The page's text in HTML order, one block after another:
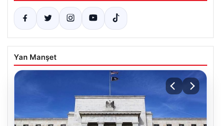
Yan Manşet